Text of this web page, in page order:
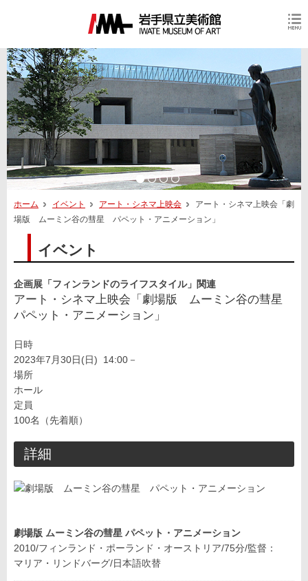
ホーム イベント アート・シネマ上映会
アート・シネマ上映会「劇
場版 ムーミン谷の彗星 パペット・アニメーション」
イベント
企画展「フィンランドのライフスタイル」関連
アート・シネマ上映会「劇場版 ムーミン谷の彗星
パペット・アニメーション」
日時
2023年7月30日(日) 14:00－
場所
ホール
定員
100名（先着順）
詳細
劇場版 ムーミン谷の彗星 パペット・アニメーション
2010/フィンランド・ポーランド・オーストリア/75分/監督：
マリア・リンドバーグ/日本語吹替